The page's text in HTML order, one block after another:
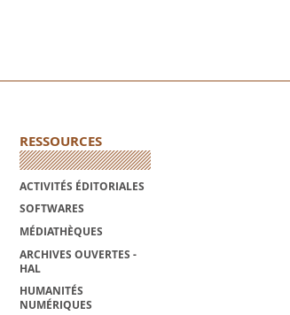
RESSOURCES
ACTIVITÉS ÉDITORIALES
SOFTWARES
MÉDIATHÈQUES
ARCHIVES OUVERTES -
HAL
HUMANITÉS
NUMÉRIQUES